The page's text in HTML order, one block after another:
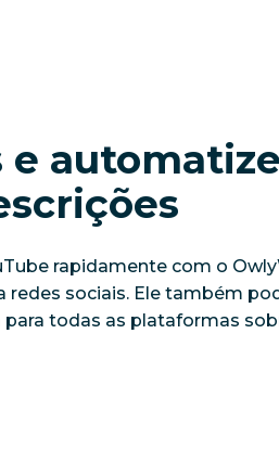
e
rapidamente com o
redes sociais. Ele também
todas as plataformas